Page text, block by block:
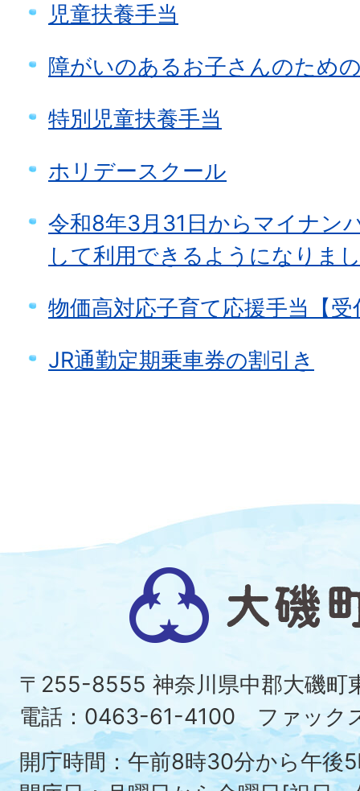
児童扶養手当
障がいのあるお子さんのため
特別児童扶養手当
ホリデースクール
令和8年3月31日からマイナン
して利用できるようになりま
物価高対応子育て応援手当【受
JR通勤定期乗車券の割引き
大
磯
町
〒255-8555 神奈川県中郡大磯
電話：0463-61-4100 ファック
開庁時間：午前8時30分から午後